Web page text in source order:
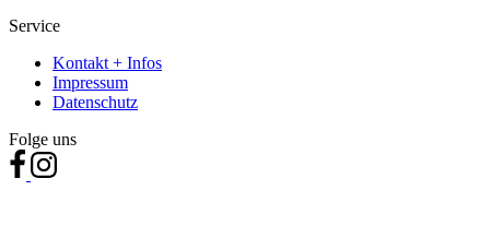
Service
Kontakt + Infos
Impressum
Datenschutz
Folge uns